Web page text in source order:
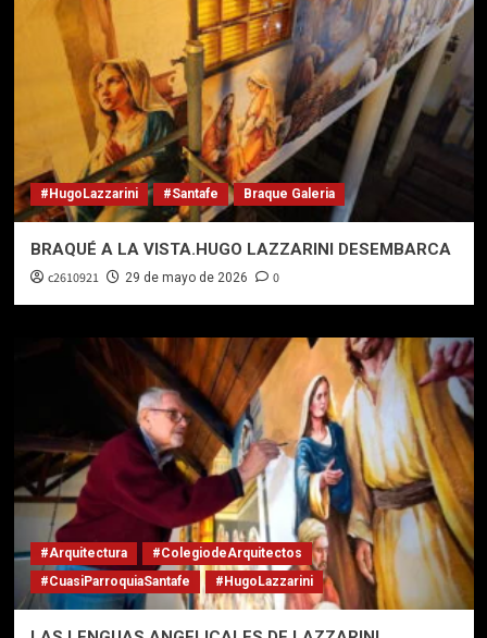
#HugoLazzarini #Santafe Braque Galeria
BRAQUÉ A LA VISTA.HUGO LAZZARINI DESEMBARCA
c2610921 29 de mayo de 2026 0
#Arquitectura
#ColegiodeArquitectos
#CuasiParroquiaSantafe
#HugoLazzarini